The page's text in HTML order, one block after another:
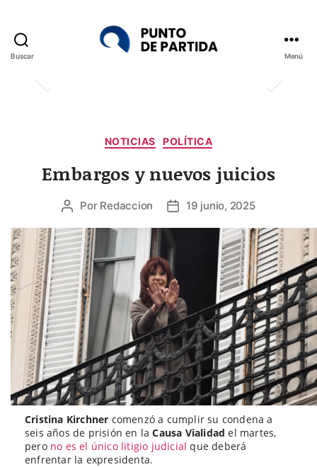
Buscar Menú
Categorías
NOTICIAS POLÍTICA
Embargos y nuevos juicios
Autor
la
entrada
Por Redaccion
Fecha
entrada
19 junio, 2025
Cristina Kirchner comenzó a cumplir su condena a
seis años de prisión en laCausa Vialidad el martes,
perono es el único litigio judicial que deberá
enfrentar la expresidenta.